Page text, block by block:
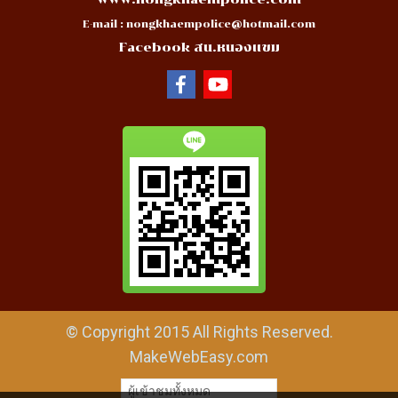
E-mail : nongkhaempolice@hotmail.com
Facebook สน.หนองแขม
© Copyright 2015 All Rights Reserved.
MakeWebEasy.com
ผู้เข้าชมทั้งหมด